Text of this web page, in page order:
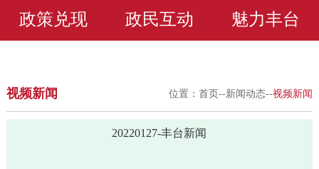
政策兑现 政民互动 魅力丰台
视频新闻 位置：首页--新闻动态--视频新闻
20220127-丰台新闻